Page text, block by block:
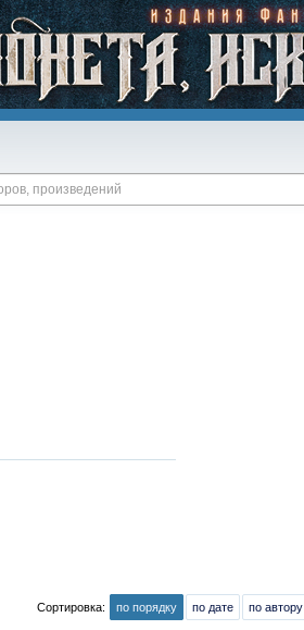
Сортировка: по порядку по дате по автору